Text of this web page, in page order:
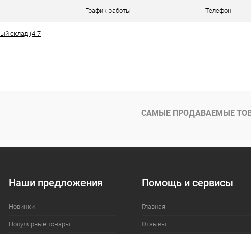
График работы Телефон
склад (4-7
САМЫЕ ПРОДАВАЕМЫЕ
Наши предложения
Новинки
Популярные товары
Помощь и сервисы
Главная
Отзывы